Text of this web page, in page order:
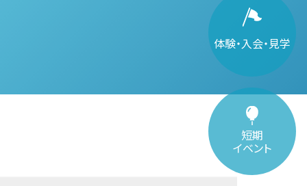
体験・入会・見学
短期
イベント